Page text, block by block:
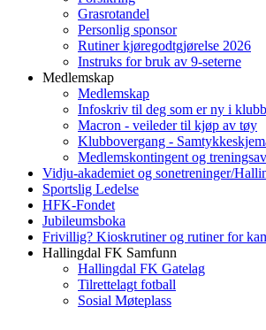
Grasrotandel
Personlig sponsor
Rutiner kjøregodtgjørelse 2026
Instruks for bruk av 9-seterne
Medlemskap
Medlemskap
Infoskriv til deg som er ny i
Macron - veileder til kjøp av tøy
Klubbovergang -
Medlemskontingent og
Vidju-akademiet og sonetreninger/
Sportslig Ledelse
HFK-Fondet
Jubileumsboka
Frivillig? Kioskrutiner og rutiner for
Hallingdal FK Samfunn
Hallingdal FK Gatelag
Tilrettelagt fotball
Sosial Møteplass